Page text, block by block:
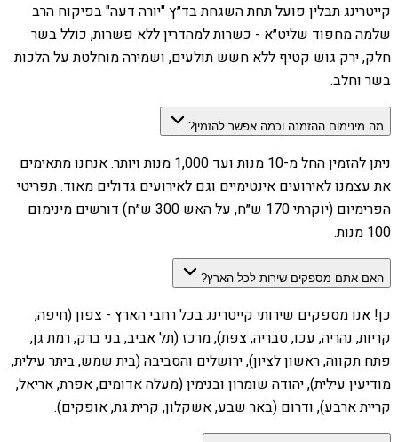
קייטרינג תבלין פועל תחת השגחת בד״ץ "יורה דעה" בפיקוח הרב
שלמה מחפוד שליט״א - כשרות למהדרין ללא פשרות, כולל בשר
חלק, ירק גוש קטיף ללא חשש תולעים, ושמירה מוחלטת על הלכות
בשר וחלב.
מה מינימום ההזמנה וכמה אפשר להזמין?
ניתן להזמין החל מ-10 מנות ועד 1,000 מנות ויותר. אנחנו מתאימים
את עצמנו לאירועים אינטימיים וגם לאירועים גדולים מאוד. תפריטי
הפרימיום (יוקרתי 170 ש״ח, על האש 300 ש״ח) דורשים מינימום
100 מנות.
האם אתם מספקים שירות לכל הארץ?
כן! אנו מספקים שירותי קייטרינג בכל רחבי הארץ - צפון (חיפה,
קריות, נהריה, עכו, טבריה, צפת), מרכז (תל אביב, בני ברק, רמת גן,
פתח תקווה, ראשון לציון), ירושלים והסביבה (בית שמש, ביתר עילית,
מודיעין עילית), יהודה שומרון ובנימין (מעלה אדומים, אפרת, אריאל,
קריית ארבע), ודרום (באר שבע, אשקלון, קרית גת, אופקים).